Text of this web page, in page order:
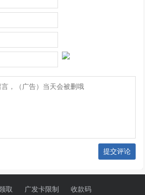
提交评论
取 广发卡限制 收款码